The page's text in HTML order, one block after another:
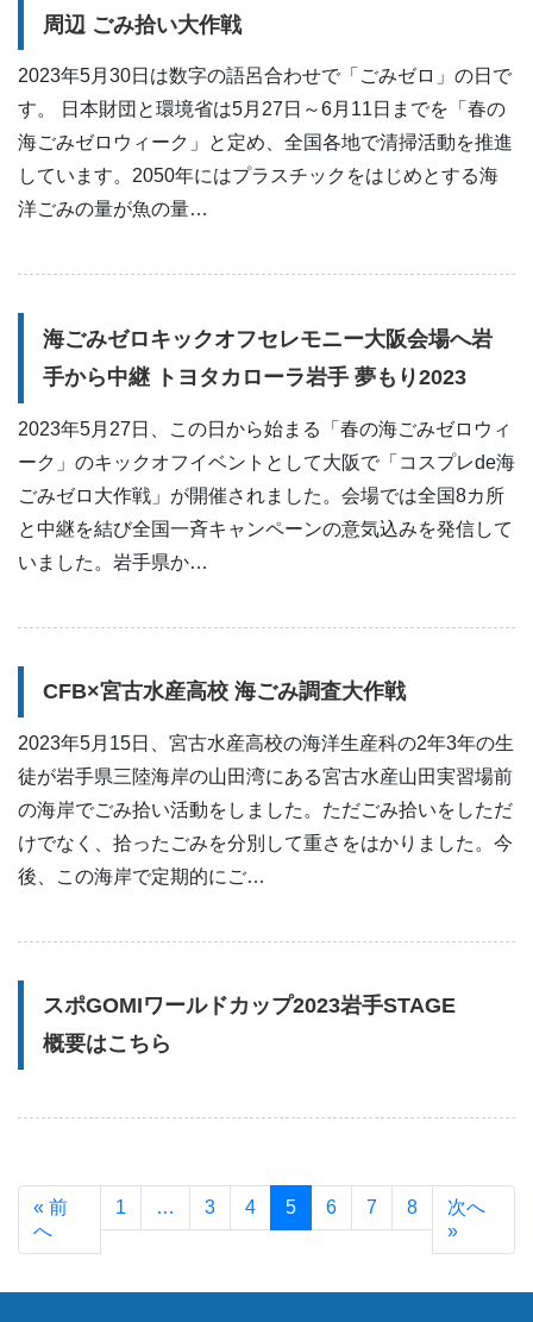
周辺 ごみ拾い大作戦
2023年5月30日は数字の語呂合わせで「ごみゼロ」の日で
す。 日本財団と環境省は5月27日～6月11日までを「春の
海ごみゼロウィーク」と定め、全国各地で清掃活動を推進
しています。2050年にはプラスチックをはじめとする海
洋ごみの量が魚の量…
海ごみゼロキックオフセレモニー大阪会場へ岩
手から中継​ トヨタカローラ岩手 夢もり2023​
2023年5月27日、この日から始まる「春の海ごみゼロウィ
ーク」のキックオフイベントとして​大阪で「コスプレde海
ごみゼロ大作戦」が開催されました。会場では全国8カ所
と中継を結び​全国一斉キャンペーンの意気込みを発信して
いました。​岩手県か…
CFB×宮古水産高校 海ごみ調査大作戦
2023年5月15日、宮古水産高校の海洋生産科の2年3年の生
徒が岩手県三陸海岸の山田湾にある宮古水産山田実習場前
の海岸でごみ拾い活動をしました。ただごみ拾いをしただ
けでなく、拾ったごみを分別して重さをはかりました。今
後、この海岸で定期的にご…
スポGOMIワールドカップ2023岩手STAGE
概要はこちら
« 前
へ
1 … 3 4 5 6 7 8
次へ
»